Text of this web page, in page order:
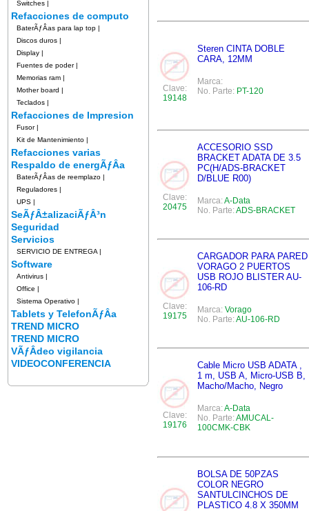
Switches |
Refacciones de computo
BaterÃƒÂ­as para lap top |
Discos duros |
Display |
Fuentes de poder|
Memorias ram |
Mother board |
Teclados |
Refacciones de Impresion
Fusor|
Kit de Mantenimiento |
Refacciones varias
Respaldo de energÃƒÂ­a
BaterÃƒÂ­as de reemplazo |
Reguladores |
UPS |
SeÃƒÂ±alizaciÃƒÂ³n
Seguridad
Servicios
SERVICIO DE ENTREGA |
Software
Antivirus |
Office |
Sistema Operativo |
Tablets y TelefonÃƒÂ­a
TREND MICRO
TREND MICRO
VÃƒÂ­deo vigilancia
VIDEOCONFERENCIA
Clave:
19148
Steren CINTA DOBLE
CARA, 12MM
Marca:
No. Parte: PT-120
Clave:
20475
ACCESORIO SSD
BRACKET ADATA DE 3.5
PC(H/ADS-BRACKET
D/BLUE R00)
Marca:A-Data
No. Parte:ADS-BRACKET
Clave:
19175
CARGADOR PARA PARED
VORAGO 2 PUERTOS
USB ROJO BLISTER AU-
106-RD
Marca: Vorago
No. Parte:AU-106-RD
Clave:
19176
Cable Micro USB ADATA ,
1 m, USB A, Micro-USB B,
Macho/Macho, Negro
Marca:A-Data
No. Parte:AMUCAL-
100CMK-CBK
BOLSA DE 50PZAS
COLOR NEGRO
SANTULCINCHOS DE
PLASTICO 4.8 X 350MM